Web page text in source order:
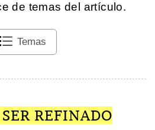
de temas del artículo.
Temas
REFINADO